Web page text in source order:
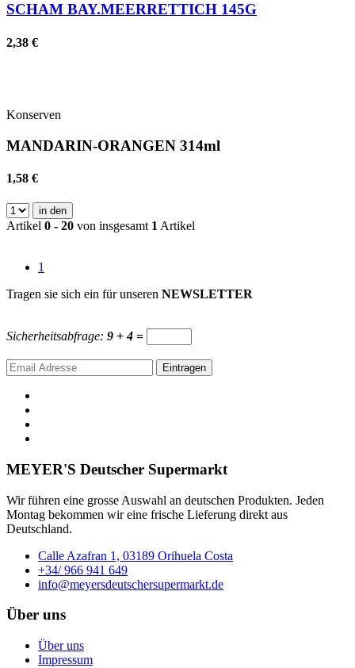
SCHAM BAY.MEERRETTICH 145G
2,38 €
Konserven
MANDARIN-ORANGEN 314ml
1,58 €
in den
Artikel 0 - 20 von insgesamt 1 Artikel
1
Tragen sie sich ein für unseren NEWSLETTER
Sicherheitsabfrage: 9 + 4 =
Eintragen
MEYER'S Deutscher Supermarkt
Wir führen eine grosse Auswahl an deutschen Produkten. Jeden
Montag bekommen wir eine frische Lieferung direkt aus
Deutschland.
Calle Azafran 1, 03189 Orihuela Costa
+34/ 966 941 649
info@meyersdeutschersupermarkt.de
Über uns
Über uns
Impressum